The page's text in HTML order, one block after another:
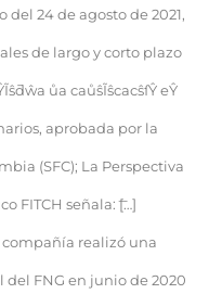
24 de agosto de 2021,
de largo y corto plazo
ůa caůŝĨŝcacŝſŶ eŶ
aprobada por la
(SFC); La Perspectiva
FITCH señala: ͞[…]
realizó una
FNG en junio de 2020